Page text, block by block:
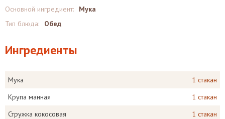
Основной ингредиент:
Мука
Тип блюда:
Обед
Ингредиенты
Мука
1 стакан
Крупа манная
1 стакан
Стружка кокосовая
1 стакан